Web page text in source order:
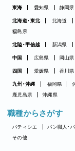
東海 愛知県 静岡県
北海道・東北 北海道
福島県
北陸・甲信越 新潟県
中国 広島県 岡山県
四国 愛媛県 香川県
九州・沖縄 福岡県
鹿児島県
沖縄県
職種からさがす
パティシエ パン職人・
その他